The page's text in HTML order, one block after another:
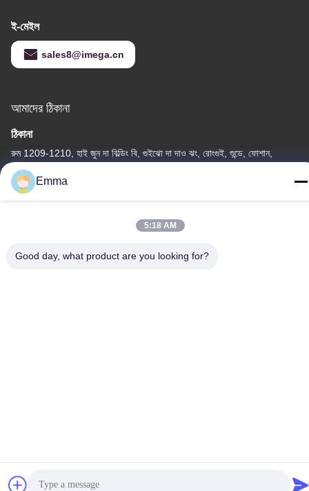
ই-মেইল
sales8@imega.cn
আমাদের ঠিকানা
ঠিকানা
রুম 1209-1210, হাই জুন দা বিল্ডিং বি, গুইঝো দা দাও ঝং, রোংগুই, শুন্ডে, ফোশান,
গুয়াংডং, চীন
টেল
Emma
5:18 AM
Good day, what product are you looking for?